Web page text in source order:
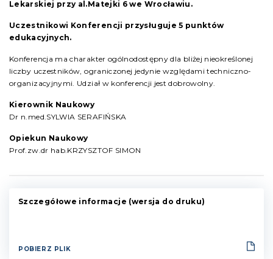
Lekarskiej przy al.Matejki 6 we Wrocławiu.
Uczestnikowi Konferencji przysługuje 5 punktów
edukacyjnych.
Konferencja ma charakter ogólnodostępny dla bliżej nieokreślonej
liczby uczestników, ograniczonej jedynie względami techniczno-
organizacyjnymi. Udział w konferencji jest dobrowolny.
Kierownik Naukowy
Dr n.med.SYLWIA SERAFIŃSKA
Opiekun Naukowy
Prof.zw.dr hab.KRZYSZTOF SIMON
Szczegółowe informacje (wersja do druku)
POBIERZ PLIK